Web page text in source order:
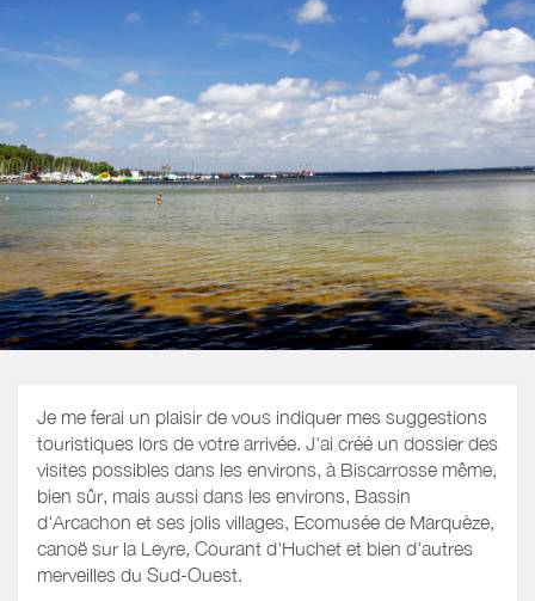
Je me ferai un plaisir de vous indiquer mes suggestions
touristiques lors de votre arrivée. J'ai créé un dossier des
visites possibles dans les environs, à Biscarrosse même,
bien sûr, mais aussi dans les environs, Bassin
d'Arcachon et ses jolis villages, Ecomusée de Marquèze,
canoë sur la Leyre, Courant d'Huchet et bien d'autres
merveilles du Sud-Ouest.